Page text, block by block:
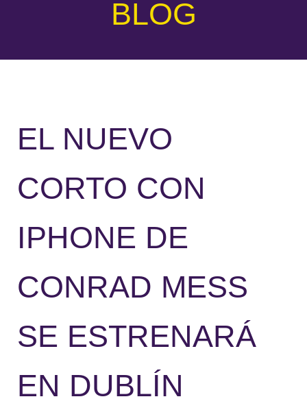
BLOG
EL NUEVO
CORTO CON
IPHONE DE
CONRAD MESS
SE ESTRENARÁ
EN DUBLÍN